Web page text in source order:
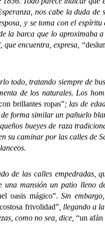
nos cabe la duda
y se toma con el
la barca que lo aproximaba
encuentra, expresa,
tratando siempre de
de los naturales. Los
brillantes ropas”; las de
forma similar un pañuelo
bueyes de raza
su caminar por las calles de
calles empedradas,
mansión un patio lleno
oasis mágico”. Sin
frivolidad”, llegando a
como no sea, dice, “un